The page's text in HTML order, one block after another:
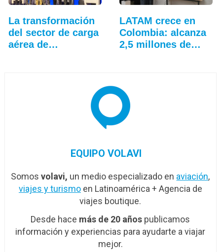
La transformación
del sector de carga
aérea de
LATAM crece en
Colombia: alcanza
2,5 millones de…
EQUIPO VOLAVI
Somosvolavi, un medio especializado en aviación,
viajes y turismoen Latinoamérica + Agencia de
viajes boutique.
Desde hace más de 20 años publicamos
información y experiencias para ayudarte a viajar
mejor.